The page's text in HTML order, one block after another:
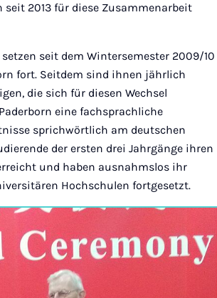
2013 für diese Zusammenarbeit
seit dem Wintersemester 2009/10
fort. Seitdem sind ihnen jährlich
die sich für diesen Wechsel
eine fachsprachliche
sprichwörtlich am deutschen
der ersten drei Jahrgänge ihren
und haben ausnahmslos ihr
Hochschulen fortgesetzt.